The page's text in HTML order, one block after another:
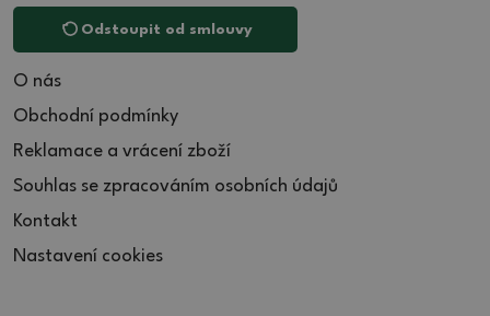
Odstoupit od smlouvy
O nás
Obchodní podmínky
Reklamace a vrácení zboží
Souhlas se zpracováním osobních údajů
Kontakt
Nastavení cookies